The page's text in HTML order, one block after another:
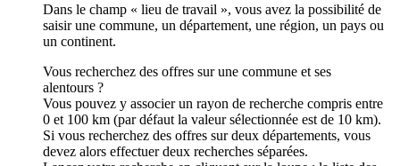
Dans le champ « lieu de travail », vous avez la possibilité de
saisir une commune, un département, une région, un pays ou
un continent.
Vous recherchez des offres sur une commune et ses
alentours ?
Vous pouvez y associer un rayon de recherche compris entre
0 et 100 km (par défaut la valeur sélectionnée est de 10 km).
Si vous recherchez des offres sur deux départements, vous
devez alors effectuer deux recherches séparées.